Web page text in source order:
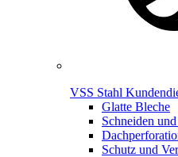
VSS Stahl
Glatte Bleche
Schneiden
Schutz und